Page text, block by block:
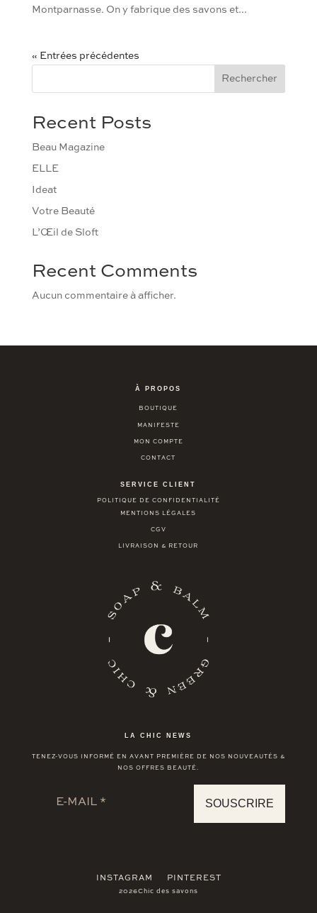
Montparnasse. On y fabrique des savons et...
« Entrées précédentes
Rechercher
Recent Posts
Beau Magazine
ELLE
Ideat
Votre Beauté
L’Œil de Sloft
Recent Comments
Aucun commentaire à afficher.
À PROPOS
BOUTIQUE
MANIFESTE
MON COMPTE
CONTACT
SERVICE CLIENT
POLITIQUE DE CONFIDENTIALITÉ
MENTIONS LÉGALES
CGV
LIVRAISON & RETOUR
LA CHIC NEWS
TENEZ-VOUS INFORMÉ EN AVANT PREMIÈRE DE NOS NOUVEAUTÉS &
NOS OFFRES BEAUTÉ.
INSTAGRAM PINTEREST
2026Chic des savons